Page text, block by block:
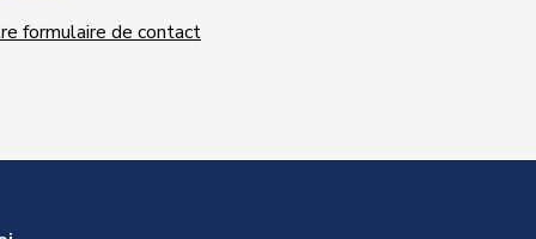
formulaire de contact